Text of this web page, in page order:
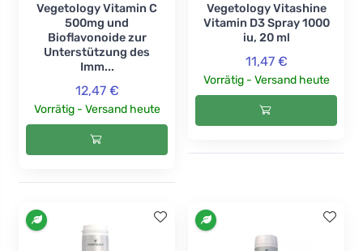
Vegetology Vitamin C
500mg und
Bioflavonoide zur
Unterstützung des
Imm...
12,47 €
Vorrätig - Versand heute
Vegetology Vitashine
Vitamin D3 Spray 1000
iu, 20 ml
11,47 €
Vorrätig - Versand heute